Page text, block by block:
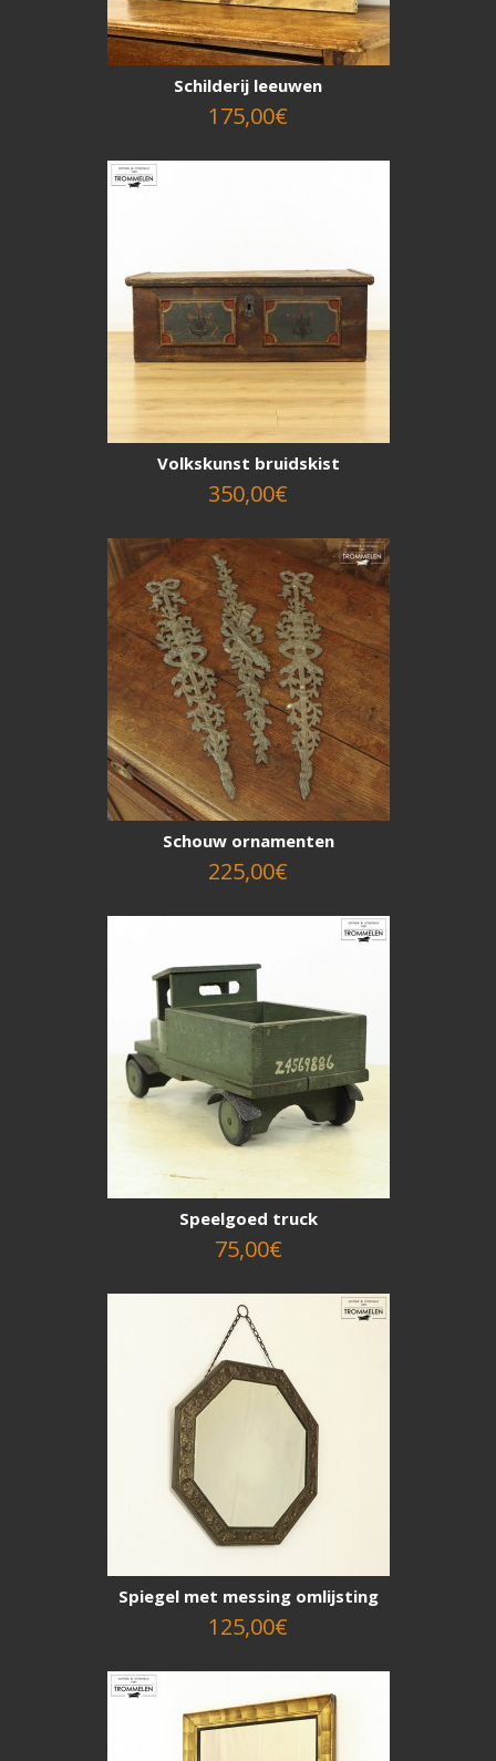
Schilderij leeuwen
175,00€
Volkskunst bruidskist
350,00€
Schouw ornamenten
225,00€
Speelgoed truck
75,00€
Spiegel met messing omlijsting
125,00€